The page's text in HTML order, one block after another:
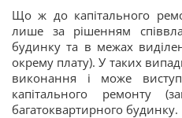
Що ж до капітального
лише за рішенням
будинку та в межах
окрему плату). У таких
виконання і може
капітального ремонту
багатоквартирного будинку.